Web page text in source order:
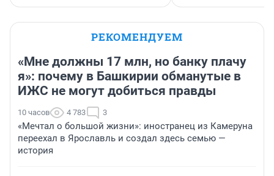
РЕКОМЕНДУЕМ
«Мне должны 17 млн, но банку плачу
я»: почему в Башкирии обманутые в
ИЖС не могут добиться правды
10 часов 4 783 3
«Мечтал о большой жизни»: иностранец из Камеруна
переехал в Ярославль и создал здесь семью —
история